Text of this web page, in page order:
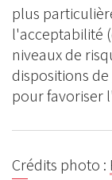
plus
l'acceptabilité
niveaux de
dispositions
pour favoriser
Crédits photo :